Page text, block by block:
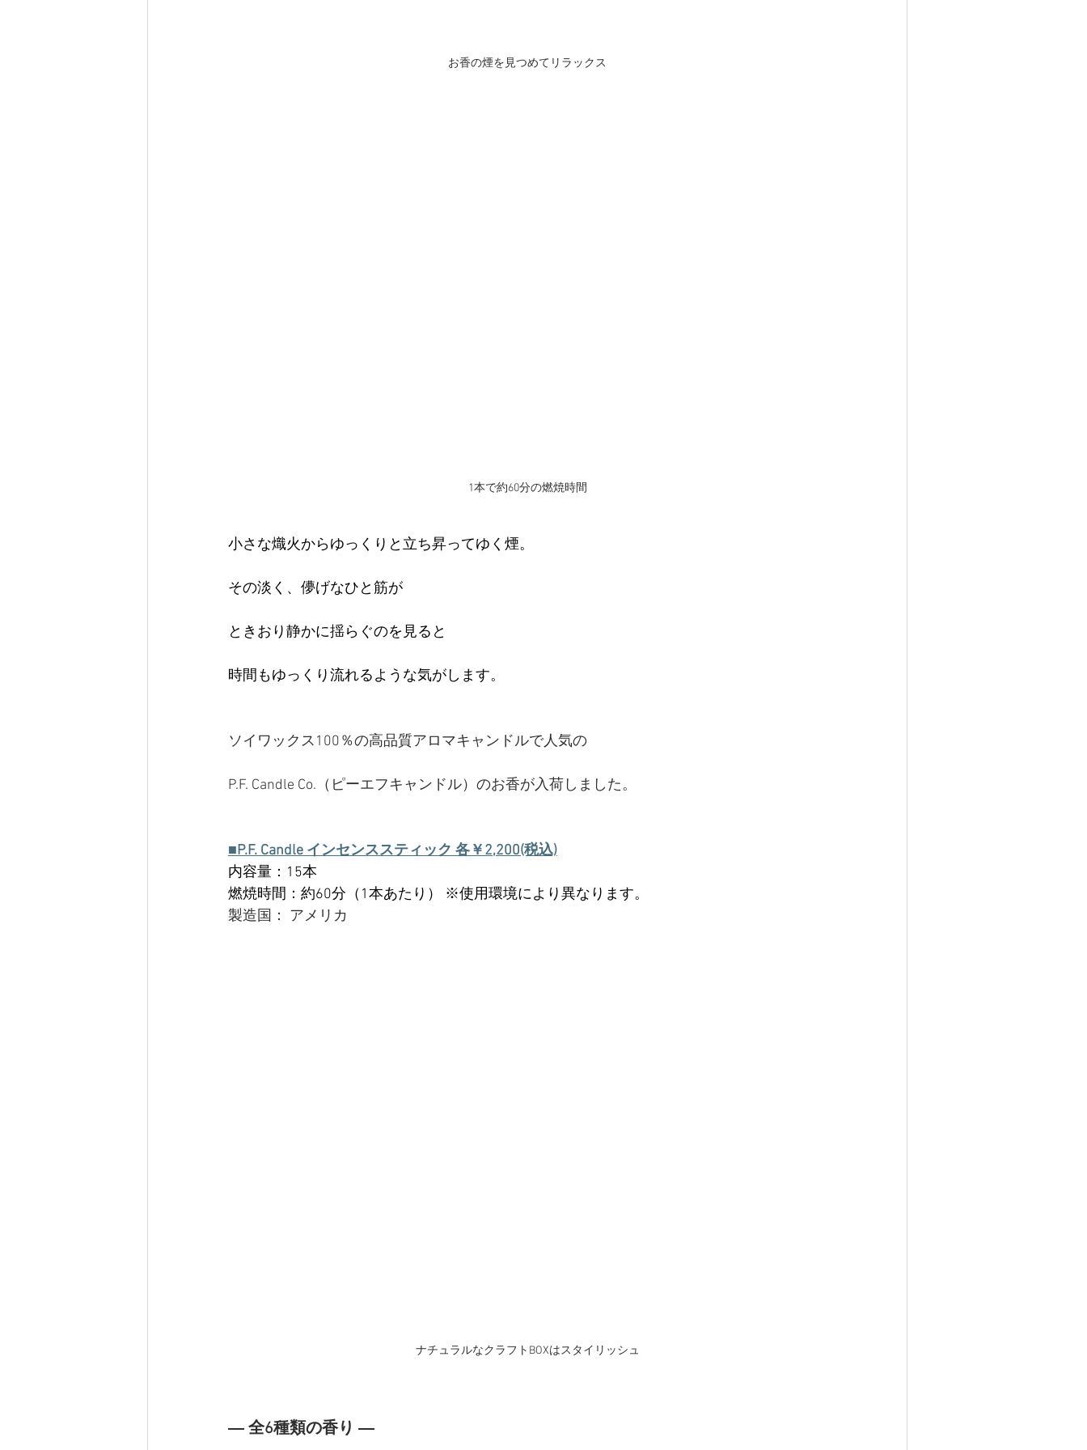
お香の煙を見つめてリラックス
1本で約60分の燃焼時間
小さな熾火からゆっくりと立ち昇ってゆく煙。
その淡く、儚げなひと筋が
ときおり静かに揺らぐのを見ると
時間もゆっくり流れるような気がします。
ソイワックス100％の高品質アロマキャンドルで人気の
P.F. Candle Co.（ピーエフキャンドル）のお香が入荷しました。
■P.F. Candle インセンススティック 各￥2,200(税込)
内容量：15本
燃焼時間：約60分（1本あたり） ※使用環境により異なります。
製造国： アメリカ
ナチュラルなクラフトBOXはスタイリッシュ
― 全6種類の香り ―